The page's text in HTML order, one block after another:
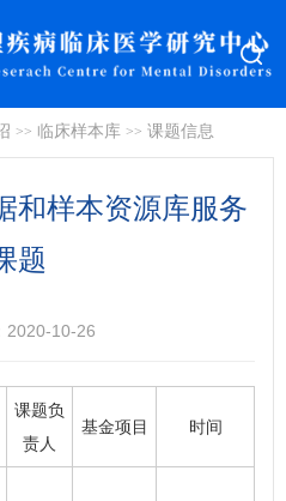
>> 临床样本库 >> 课题信息
和样本资源库服务
题
2020-10-26
课题负
责人
基金项目 时间